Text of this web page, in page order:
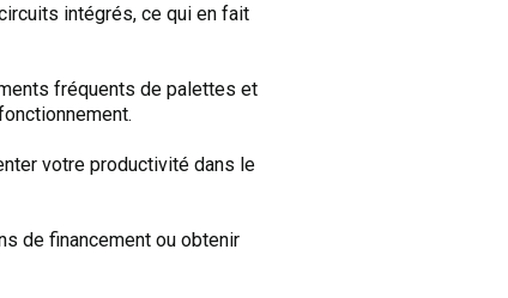
intégrés, ce qui en fait
fréquents de palettes et
votre productivité dans le
de financement ou obtenir